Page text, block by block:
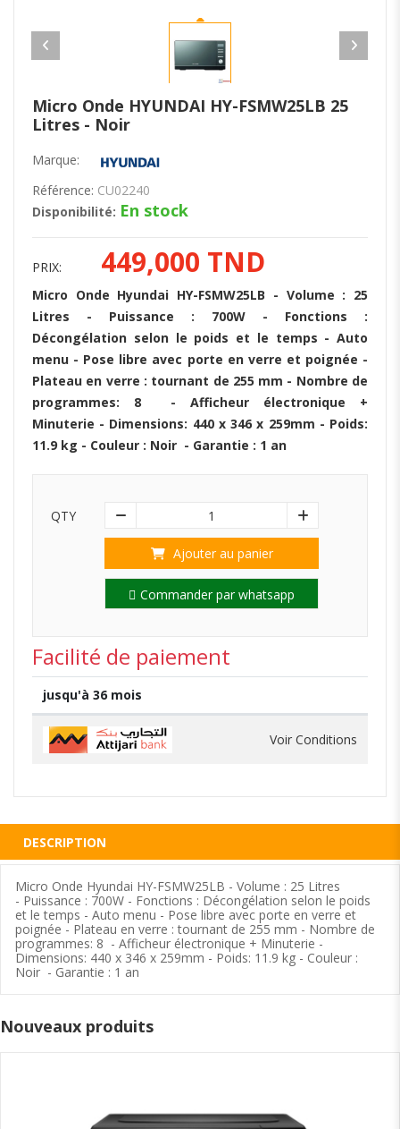
Micro Onde HYUNDAI HY-FSMW25LB 25
Litres - Noir
Marque:
Référence: CU02240
Disponibilité: En stock
PRIX: 449,000 TND
Micro Onde Hyundai HY-FSMW25LB - Volume : 25
Litres - Puissance : 700W - Fonctions :
Décongélation selon le poids et le temps - Auto
menu - Pose libre avec porte en verre et poignée -
Plateau en verre : tournant de 255 mm - Nombre de
programmes: 8 - Afficheur électronique +
Minuterie - Dimensions: 440 x 346 x 259mm - Poids:
11.9 kg - Couleur : Noir - Garantie : 1 an
QTY 1
Ajouter au panier
Commander par whatsapp
Facilité de paiement
jusqu'à 36 mois
Voir Conditions
DESCRIPTION
Micro Onde Hyundai HY-FSMW25LB - Volume : 25 Litres
- Puissance : 700W - Fonctions : Décongélation selon le poids
et le temps - Auto menu - Pose libre avec porte en verre et
poignée - Plateau en verre : tournant de 255 mm - Nombre de
programmes: 8 - Afficheur électronique + Minuterie -
Dimensions: 440 x 346 x 259mm - Poids: 11.9 kg - Couleur :
Noir - Garantie : 1 an
Nouveaux produits